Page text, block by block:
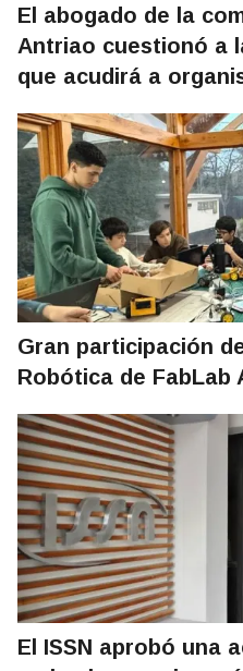
El abogado de la
Antriao cuestionó a
que acudirá a
Gran participación
Robótica de FabLab
El ISSN aprobó una